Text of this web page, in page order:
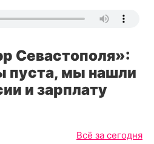
Севастополя»:
пуста, мы нашли
и зарплату
Всё за сегодня